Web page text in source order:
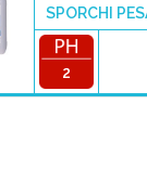
SPORCHI
2